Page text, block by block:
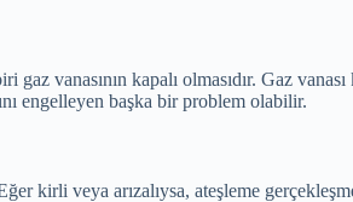
vanasının kapalı olmasıdır. Gaz
engelleyen başka bir problem olabilir.
kirli veya arızalıysa, ateşleme